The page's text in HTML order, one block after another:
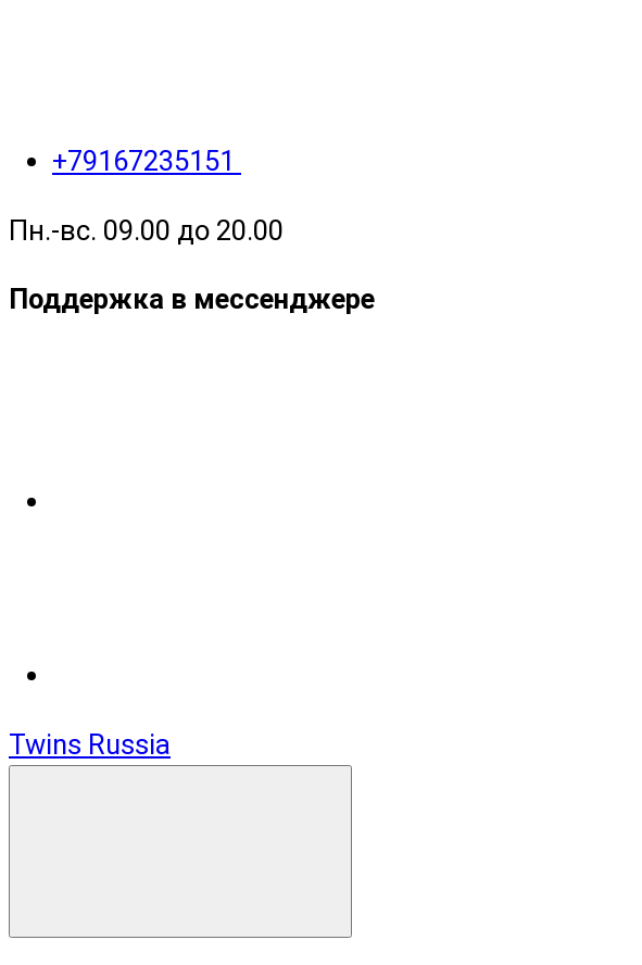
+79167235151
Пн.-вс. 09.00 до 20.00
Поддержка в мессенджере
Twins Russia